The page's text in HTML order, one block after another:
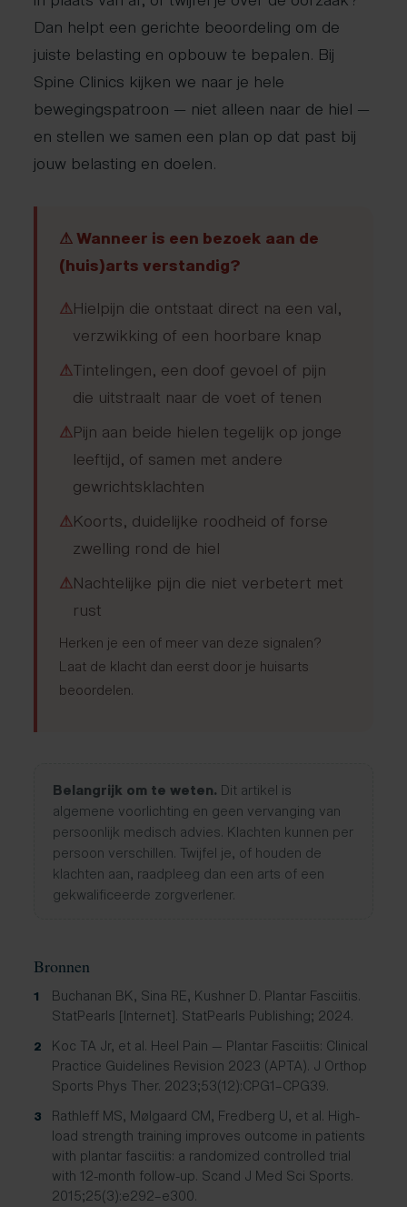
Dan helpt een gerichte beoordeling om de
juiste belasting en opbouw te bepalen. Bij
Spine Clinics kijken we naar je hele
bewegingspatroon — niet alleen naar de hiel —
en stellen we samen een plan op dat past bij
jouw belasting en doelen.
⚠ Wanneer is een bezoek aan de
(huis)arts verstandig?
⚠Hielpijn die ontstaat direct na een val,
verzwikking of een hoorbare knap
⚠Tintelingen, een doof gevoel of pijn
die uitstraalt naar de voet of tenen
⚠Pijn aan beide hielen tegelijk op jonge
leeftijd, of samen met andere
gewrichtsklachten
⚠Koorts, duidelijke roodheid of forse
zwelling rond de hiel
⚠Nachtelijke pijn die niet verbetert met
rust
Herken je een of meer van deze signalen?
Laat de klacht dan eerst door je huisarts
beoordelen.
Belangrijk om te weten. Dit artikel is
algemene voorlichting en geen vervanging van
persoonlijk medisch advies. Klachten kunnen per
persoon verschillen. Twijfel je, of houden de
klachten aan, raadpleeg dan een arts of een
gekwalificeerde zorgverlener.
Bronnen
1
Buchanan BK, Sina RE, Kushner D. Plantar Fasciitis.
StatPearls [Internet]. StatPearls Publishing; 2024.
2 Koc TA Jr, et al. Heel Pain — Plantar Fasciitis: Clinical
Practice Guidelines Revision 2023 (APTA). J Orthop
Sports Phys Ther. 2023;53(12):CPG1–CPG39.
3 Rathleff MS, Mølgaard CM, Fredberg U, et al. High-
load strength training improves outcome in patients
with plantar fasciitis: a randomized controlled trial
with 12-month follow-up. Scand J Med Sci Sports.
2015;25(3):e292–e300.